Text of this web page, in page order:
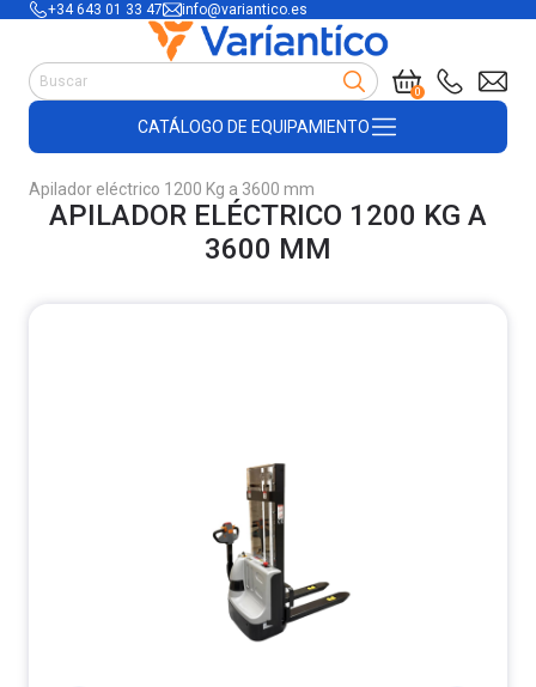
+34 643 01 33 47 info@variantico.es
0
CATÁLOGO DE EQUIPAMIENTO
Accesorios para carretillas
Útiles de almacén
Productos de plástico y madera
Encofrado
Apilador eléctrico 1200 Kg a 3600 mm
APILADOR ELÉCTRICO 1200 KG A
3600 MM